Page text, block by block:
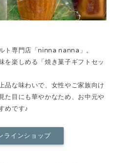
ト専門店「ninna nanna」。
を楽しめる 「焼き菓子ギフトセッ
品な味わいで、女性やご家族向け
た目にも華やかなため、お中元や
めです♪
インショップ